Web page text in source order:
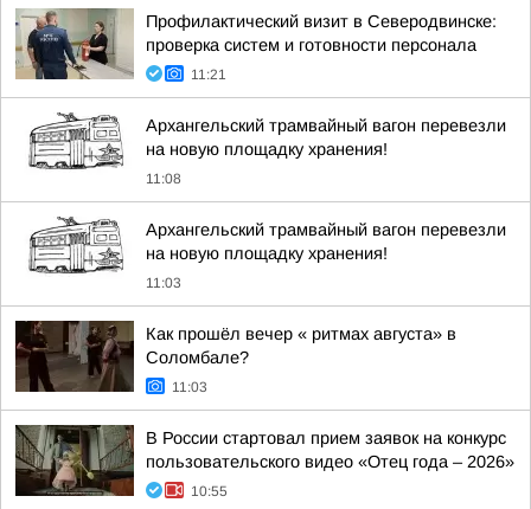
Профилактический визит в Северодвинске:
проверка систем и готовности персонала
11:21
Архангельский трамвайный вагон перевезли
на новую площадку хранения!
11:08
Архангельский трамвайный вагон перевезли
на новую площадку хранения!
11:03
Как прошёл вечер « ритмах августа» в
Соломбале?
11:03
В России стартовал прием заявок на конкурс
пользовательского видео «Отец года – 2026»
10:55